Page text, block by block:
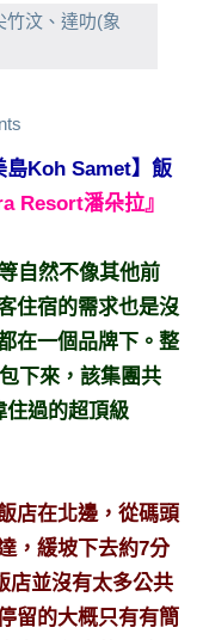
竹汶、達叻(象
Koh Samet】 飯
Resort潘朵拉』
自然不像其他前
住宿的需求也是沒
在一個品牌下。整
下來，該集團共
住過的超頂級
店在北邊，從碼頭
，緩坡下去約7分
店並沒有太多公共
留的大概只有有簡